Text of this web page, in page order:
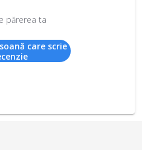
părerea ta
care scrie